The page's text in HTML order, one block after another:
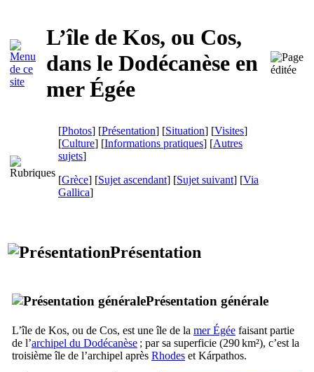
L’île de Kos, ou Cos,
dans le Dodécanèse en
mer Égée
[Photos] [Présentation] [Situation] [Visites]
[Culture] [Informations pratiques] [Autres
sujets]
[Grèce] [Sujet ascendant] [Sujet suivant] [Via
Gallica]
Présentation
Présentation générale
L’île de Kos, ou de Cos, est une île de la mer Égée faisant partie
de l’archipel du Dodécanèse ; par sa superficie (290 km²), c’est la
troisième île de l’archipel après Rhodes et Kárpathos.